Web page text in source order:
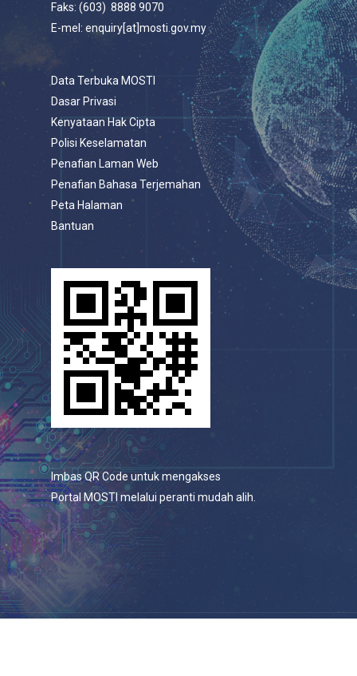
Faks: (603) 8888 9070
E-mel: enquiry[at]mosti.gov.my
Data Terbuka MOSTI
Dasar Privasi
Kenyataan Hak Cipta
Polisi Keselamatan
Penafian Laman Web
Penafian Bahasa Terjemahan
Peta Halaman
Bantuan
Imbas QR Code untuk mengakses
Portal MOSTI melalui peranti mudah alih.